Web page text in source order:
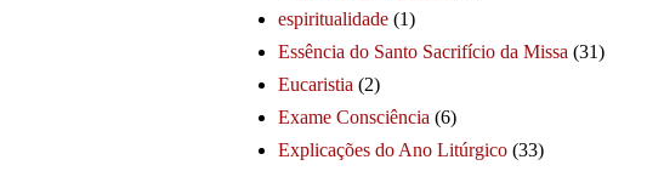
espiritualidade (1)
Essência do Santo Sacrifício da Missa (31)
Eucaristia (2)
Exame Consciência (6)
Explicações do Ano Litúrgico (33)